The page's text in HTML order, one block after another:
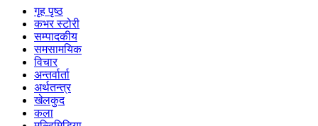
गृह पृष्ठ
कभर स्टोरी
सम्पादकीय
समसामयिक
विचार
अन्तर्वार्ता
अर्थतन्त्र
खेलकुद
कला